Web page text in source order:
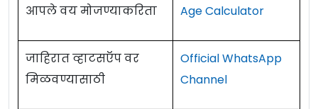
आपले वय मोजण्याकरिता Age Calculator
जाहिरात व्हाटसऍप वर
मिळवण्यासाठी
Official WhatsApp
Channel